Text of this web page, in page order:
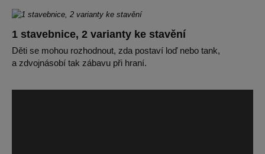
1 stavebnice, 2 varianty ke stavění
Děti se mohou rozhodnout, zda postaví loď nebo tank,
a zdvojnásobí tak zábavu při hraní.